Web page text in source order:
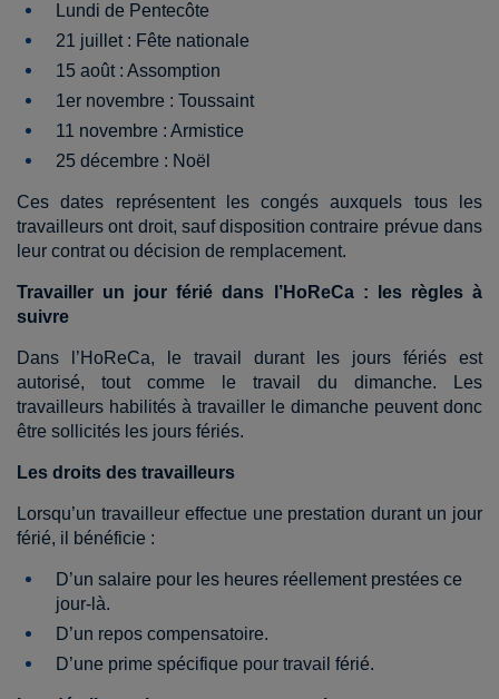
Lundi de Pentecôte
21 juillet : Fête nationale
15 août : Assomption
1er novembre : Toussaint
11 novembre : Armistice
25 décembre : Noël
Ces dates représentent les congés auxquels tous les
travailleurs ont droit, sauf disposition contraire prévue dans
leur contrat ou décision de remplacement.
Travailler un jour férié dans l’HoReCa : les règles à
suivre
Dans l’HoReCa, le travail durant les jours fériés est
autorisé, tout comme le travail du dimanche. Les
travailleurs habilités à travailler le dimanche peuvent donc
être sollicités les jours fériés.
Les droits des travailleurs
Lorsqu’un travailleur effectue une prestation durant un jour
férié, il bénéficie :
D’un salaire pour les heures réellement prestées ce
jour-là.
D’un repos compensatoire.
D’une prime spécifique pour travail férié.